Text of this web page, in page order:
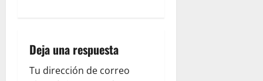
Deja una respuesta
Tu dirección de correo